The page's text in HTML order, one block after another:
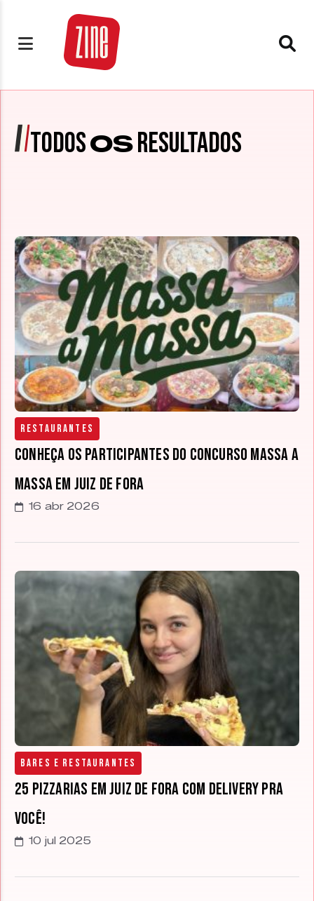
TODOSOSRESULTADOS
Restaurantes
Conheça os participantes do Concurso Massa a
Massa em Juiz de Fora
16 abr 2026
Bares e Restaurantes
25 pizzarias em Juiz de Fora com delivery pra
você!
10 jul 2025